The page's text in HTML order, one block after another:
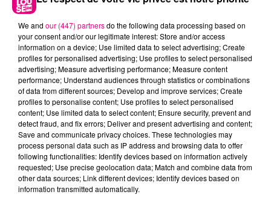
Cancer Lion Vierge
Balance Scorpion
We and our (447) partnersdo the following data processing based on
your consent and/or our legitimate interest: Store and/or access
information on a device; Use limited data to select advertising; Create
profiles for personalised advertising; Use profiles to select personalised
advertising; Measure advertising performance; Measure content
performance; Understand audiences through statistics or combinations
of data from different sources; Develop and improve services; Create
profiles to personalise content; Use profiles to select personalised
content; Use limited data to select content; Ensure security, prevent and
detect fraud, and fix errors; Deliver and present advertising and content;
Save and communicate privacy choices. These technologies may
process personal data such as IP address and browsing data to offer
following functionalities: Identify devices based on information actively
requested; Use precise geolocation data; Match and combine data from
other data sources; Link different devices; Identify devices based on
information transmitted automatically.